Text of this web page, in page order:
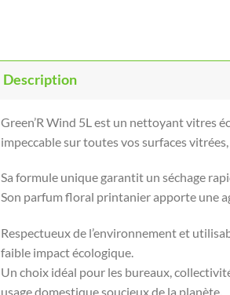
Description
Green’R Wind 5L est un nettoyant vitres
impeccable sur toutes vos surfaces
Sa formule unique garantit un séchage
Son parfum floral printanier apporte une
Respectueux de l’environnement et
faible impact écologique.
Un choix idéal pour les bureaux,
usage domestique soucieux de la planète.